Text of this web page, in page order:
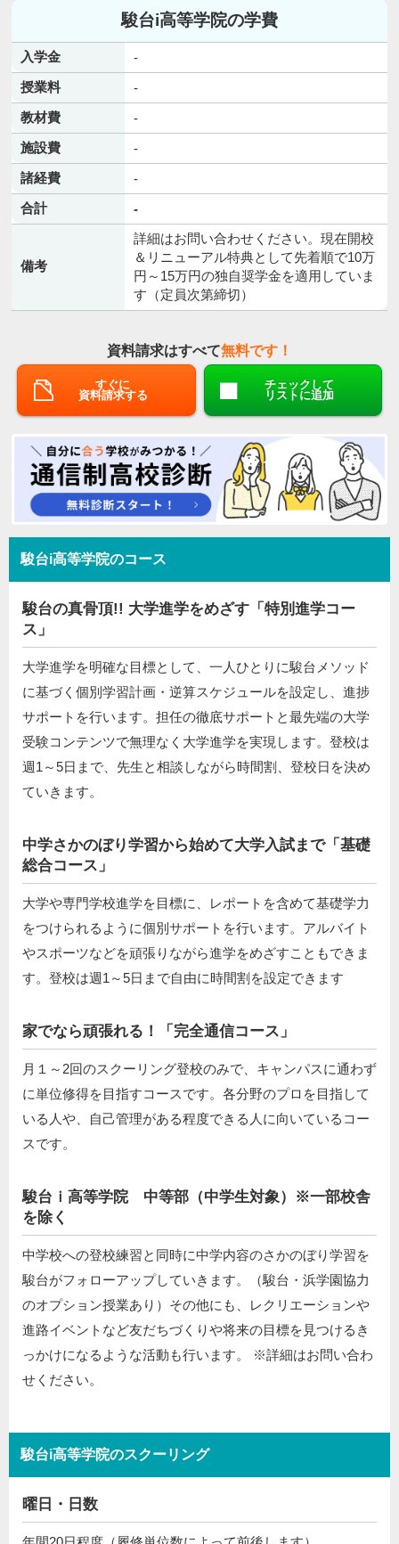
駿台i高等学院の学費
入学金
-
授業料
-
教材費
-
施設費
-
諸経費
-
合計
-
備考
詳細はお問い合わせください。現在開校
＆リニューアル特典として先着順で10万
円～15万円の独自奨学金を適用していま
す（定員次第締切）
資料請求はすべて無料です！
すぐに
資料請求する
チェックして
リストに追加
駿台i高等学院のコース
駿台の真骨頂!! 大学進学をめざす「特別進学コー
ス」
大学進学を明確な目標として、一人ひとりに駿台メソッド
に基づく個別学習計画・逆算スケジュールを設定し、進捗
サポートを行います。担任の徹底サポートと最先端の大学
受験コンテンツで無理なく大学進学を実現します。登校は
週1～5日まで、先生と相談しながら時間割、登校日を決め
ていきます。
中学さかのぼり学習から始めて大学入試まで「基礎
総合コース」
大学や専門学校進学を目標に、レポートを含めて基礎学力
をつけられるように個別サポートを行います。アルバイト
やスポーツなどを頑張りながら進学をめざすこともできま
す。登校は週1～5日まで自由に時間割を設定できます
家でなら頑張れる！「完全通信コース」
月１～2回のスクーリング登校のみで、キャンパスに通わず
に単位修得を目指すコースです。各分野のプロを目指して
いる人や、自己管理がある程度できる人に向いているコー
スです。
駿台ｉ高等学院 中等部（中学生対象）※一部校舎
を除く
中学校への登校練習と同時に中学内容のさかのぼり学習を
駿台がフォローアップしていきます。（駿台・浜学園協力
のオプション授業あり）その他にも、レクリエーションや
進路イベントなど友だちづくりや将来の目標を見つけるき
っかけになるような活動も行います。 ※詳細はお問い合わ
せください。
駿台i高等学院のスクーリング
曜日・日数